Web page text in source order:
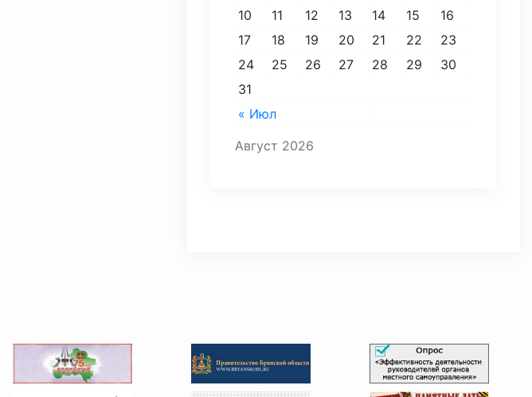
Август 2026
« Июл
10
11 12 13 14 15
16
17
18 19 20 21 22
23
24
25 26 27 28 29
30
31